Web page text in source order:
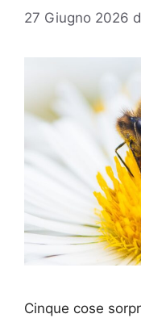
27 Giugno 2026
Cinque cose